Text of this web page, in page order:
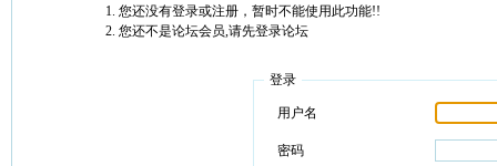
您还没有登录或注册，暂时不能使用此功能!!
您还不是论坛会员,请先登录论坛
登录
用户名
密码